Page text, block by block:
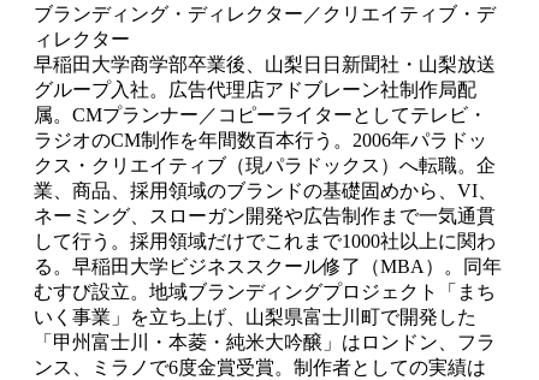
ブランディング・ディレクター／クリエイティブ・デ
ィレクター
早稲田大学商学部卒業後、山梨日日新聞社・山梨放送
グループ入社。広告代理店アドブレーン社制作局配
属。CMプランナー／コピーライターとしてテレビ・
ラジオのCM制作を年間数百本行う。2006年パラドッ
クス・クリエイティブ（現パラドックス）へ転職。企
業、商品、採用領域のブランドの基礎固めから、VI、
ネーミング、スローガン開発や広告制作まで一気通貫
して行う。採用領域だけでこれまで1000社以上に関わ
る。早稲田大学ビジネススクール修了（MBA）。同年
むすび設立。地域ブランディングプロジェクト「まち
いく事業」を立ち上げ、山梨県富士川町で開発した
「甲州富士川・本菱・純米大吟醸」はロンドン、フラ
ンス、ミラノで6度金賞受賞。制作者としての実績は